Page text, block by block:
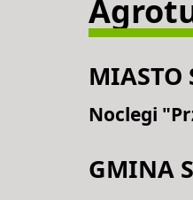
MIASTO
Noclegi
GMINA